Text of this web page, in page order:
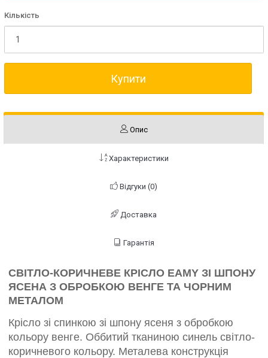
Кількість
Купити
Опис
Характеристики
Відгуки (0)
Доставка
Гарантія
СВІТЛО-КОРИЧНЕВЕ КРІСЛО EAMY ЗІ ШПОНУ
ЯСЕНА З ОБРОБКОЮ ВЕНГЕ ТА ЧОРНИМ
МЕТАЛОМ
Крісло зі спинкою зі шпону ясеня з обробкою
кольору венге. Оббитий тканиною синель світло-
коричневого кольору. Металева конструкція